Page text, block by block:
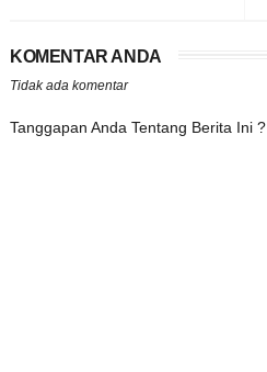
KOMENTAR ANDA
Tidak ada komentar
Tanggapan Anda Tentang Berita Ini ?